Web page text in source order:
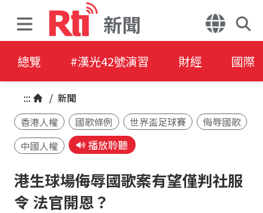
新聞
總覽 #漢光42號演習 財經 國際
::: / 新聞
香港人權
國歌條例 世界盃足球賽
侮辱國歌
中國人權
播放聆聽
港生球場侮辱國歌案有望僅判社服
令 法官開恩？